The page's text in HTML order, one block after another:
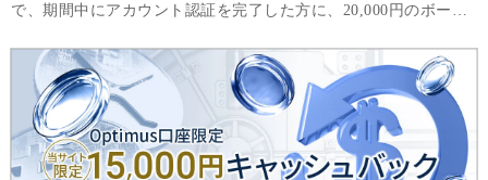
で、期間中にアカウント認証を完了した方に、20,000円のボーナ
は、8GTLot（＝800,000 USD相当額）以上の取引と最低8回の取
引を完了した場合に限り出金可能です。